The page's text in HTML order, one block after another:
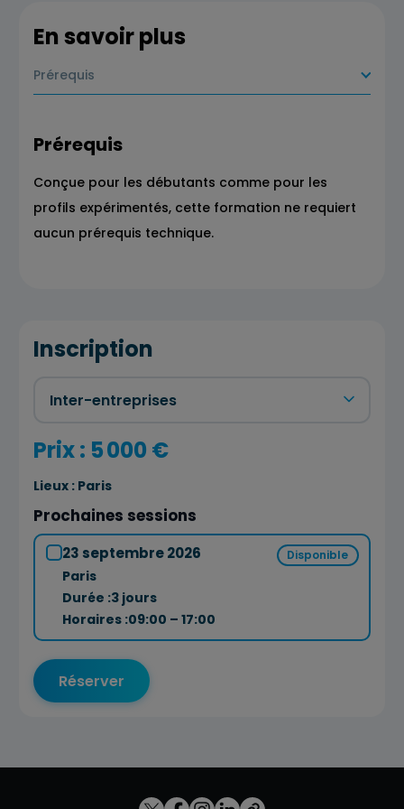
En savoir plus
Prérequis
Prérequis
Conçue pour les débutants comme pour les
profils expérimentés, cette formation ne requiert
aucun prérequis technique.
Inscription
Prix : 5 000 €
Lieux : Paris
Prochaines sessions
23 septembre 2026 Disponible
Paris
Durée :3 jours
Horaires :09:00 – 17:00
Réserver